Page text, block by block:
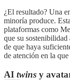
¿El resultado? Una
minoría produce.
plataformas como
que su sostenibilidad
de que haya
de atención en la
AI twins y